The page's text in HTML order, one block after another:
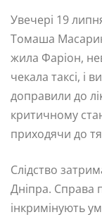
Увечері 19
Томаша
жила Фаріон,
чекала таксі, і
доправили до
критичному
приходячи до
Слідство
Дніпра. Справа
інкримінують